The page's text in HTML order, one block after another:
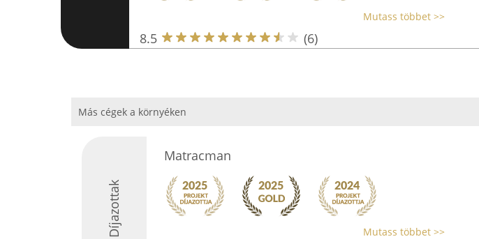
Mutass többet >>
8.5 (6)
Más cégek a környéken
Díjazottak
Matracman
Mutass többet >>